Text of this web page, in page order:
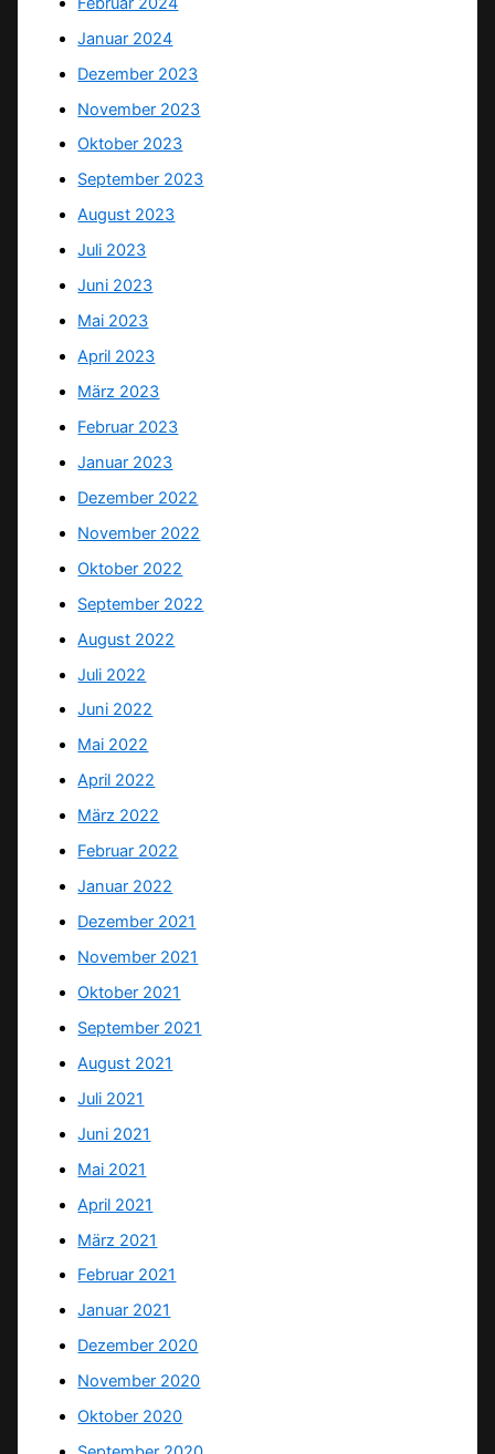
Januar 2024
Dezember 2023
November 2023
Oktober 2023
September 2023
August 2023
Juli 2023
Juni 2023
Mai 2023
April 2023
März 2023
Februar 2023
Januar 2023
Dezember 2022
November 2022
Oktober 2022
September 2022
August 2022
Juli 2022
Juni 2022
Mai 2022
April 2022
März 2022
Februar 2022
Januar 2022
Dezember 2021
November 2021
Oktober 2021
September 2021
August 2021
Juli 2021
Juni 2021
Mai 2021
April 2021
März 2021
Februar 2021
Januar 2021
Dezember 2020
November 2020
Oktober 2020